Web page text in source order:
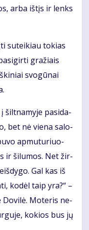
ar­ba iš­tįs ir lenks
su­tei­kiau to­kias
gra­žiais
svo­gū­nai
šilt­na­my­je pa­si­da­
bet nė vie­na sa­lo­
ap­mu­tu­riuo­
ir ši­lu­mos. Net žir­
Gal kas iš
ko­dėl taip yra?“ –
Do­vi­lė. Mo­te­ris ne­
ko­kios bus jų